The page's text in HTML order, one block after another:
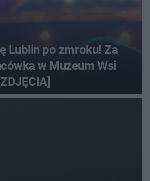
Lublin po zmroku! Za
w Muzeum Wsi